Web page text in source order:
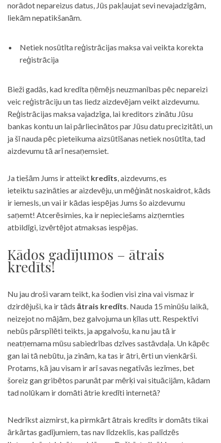
norādot nepareizus datus, Jūs pakļaujat sevi nevajadzīgām,
liekām nepatikšanām.
Netiek nosūtīta reģistrācijas maksa vai veikta korekta
reģistrācija
Bieži gadās, kad kredīta ņēmējs neuzmanības pēc nepareizi
veic reģistrāciju un tas liedz aizdevējam veikt aizdevumu.
Reģistrācijas maksa vajadzīga, lai kreditors zinātu Jūsu
bankas kontu un lai pārliecinātos par Jūsu datu precizitāti, un
ja šī nauda pēc pieteikuma aizsūtīšanas netiek nosūtīta, tad
aizdevumu tā arī nesaņemsiet.
Ja tiešām Jums ir atteikt kredīts, aizdevums, es
ieteiktu sazināties ar aizdevēju, un mēģināt noskaidrot, kāds
ir iemesls, un vai ir kādas iespējas Jums šo aizdevumu
saņemt! Atcerēsimies, ka ir nepieciešams aizņemties
atbildīgi, izvērtējot atmaksas iespējas.
Kādos gadījumos – ātrais
kredīts!
Nu jau droši varam teikt, ka šodien visi zina vai vismaz ir
dzirdējuši, ka ir tāds ātrais kredīts. Nauda 15 minūšu laikā,
neizejot no mājām, bez galvojuma un ķīlas utt. Respektīvi
nebūs pārspīlēti teikts, ja apgalvošu, ka nu jau tā ir
neatņemama mūsu sabiedrības dzīves sastāvdaļa. Un kāpēc
gan lai tā nebūtu, ja zinām, ka tas ir ātri, ērti un vienkārši.
Protams, kā jau visam ir arī savas negatīvās iezīmes, bet
šoreiz gan gribētos parunāt par mērķi vai situācijām, kādam
tad nolūkam ir domāti ātrie kredīti internetā?
Nedrīkst aizmirst, ka pirmkārt ātrais kredīts ir domāts tikai
ārkārtas gadījumiem, tas nav līdzeklis, kas palīdzēs